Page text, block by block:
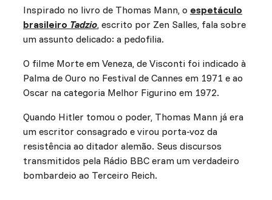
Inspirado no livro de Thomas Mann, o espetáculo
brasileiro Tadzio, escrito por Zen Salles, fala sobre
um assunto delicado: a pedofilia.
O filme Morte em Veneza, de Visconti foi indicado à
Palma de Ouro no Festival de Cannes em 1971 e ao
Oscar na categoria Melhor Figurino em 1972.
Quando Hitler tomou o poder, Thomas Mann já era
um escritor consagrado e virou porta-voz da
resistência ao ditador alemão. Seus discursos
transmitidos pela Rádio BBC eram um verdadeiro
bombardeio ao Terceiro Reich.